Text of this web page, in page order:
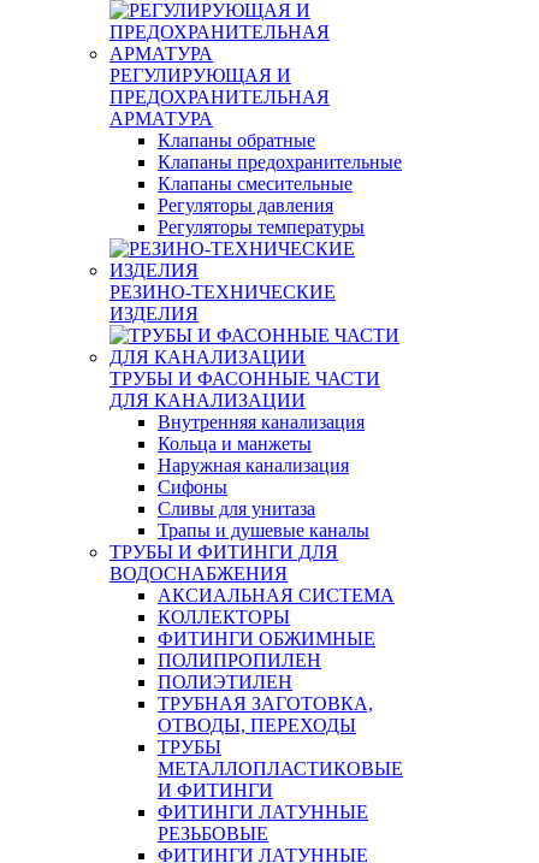
РЕГУЛИРУЮЩАЯ И
ПРЕДОХРАНИТЕЛЬНАЯ
АРМАТУРА
Клапаны обратные
Клапаны предохранительные
Клапаны смесительные
Регуляторы давления
Регуляторы температуры
РЕЗИНО-ТЕХНИЧЕСКИЕ
ИЗДЕЛИЯ
ТРУБЫ И ФАСОННЫЕ ЧАСТИ
ДЛЯ КАНАЛИЗАЦИИ
Внутренняя канализация
Кольца и манжеты
Наружная канализация
Сифоны
Сливы для унитаза
Трапы и душевые каналы
ТРУБЫ И ФИТИНГИ ДЛЯ
ВОДОСНАБЖЕНИЯ
АКСИАЛЬНАЯ СИСТЕМА
КОЛЛЕКТОРЫ
ФИТИНГИ ОБЖИМНЫЕ
ПОЛИПРОПИЛЕН
ПОЛИЭТИЛЕН
ТРУБНАЯ ЗАГОТОВКА,
ОТВОДЫ, ПЕРЕХОДЫ
ТРУБЫ
МЕТАЛЛОПЛАСТИКОВЫЕ
И ФИТИНГИ
ФИТИНГИ ЛАТУННЫЕ
РЕЗЬБОВЫЕ
ФИТИНГИ ЛАТУННЫЕ